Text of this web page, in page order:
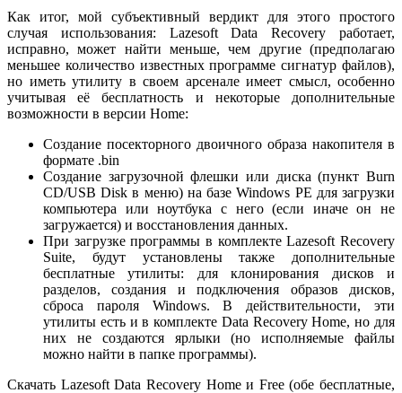
Как итог, мой субъективный вердикт для этого простого
случая использования: Lazesoft Data Recovery работает,
исправно, может найти меньше, чем другие (предполагаю
меньшее количество известных программе сигнатур файлов),
но иметь утилиту в своем арсенале имеет смысл, особенно
учитывая её бесплатность и некоторые дополнительные
возможности в версии Home:
Создание посекторного двоичного образа накопителя в
формате .bin
Создание загрузочной флешки или диска (пункт Burn
CD/USB Disk в меню) на базе Windows PE для загрузки
компьютера или ноутбука с него (если иначе он не
загружается) и восстановления данных.
При загрузке программы в комплекте Lazesoft Recovery
Suite, будут установлены также дополнительные
бесплатные утилиты: для клонирования дисков и
разделов, создания и подключения образов дисков,
сброса пароля Windows. В действительности, эти
утилиты есть и в комплекте Data Recovery Home, но для
них не создаются ярлыки (но исполняемые файлы
можно найти в папке программы).
Скачать Lazesoft Data Recovery Home и Free (обе бесплатные,